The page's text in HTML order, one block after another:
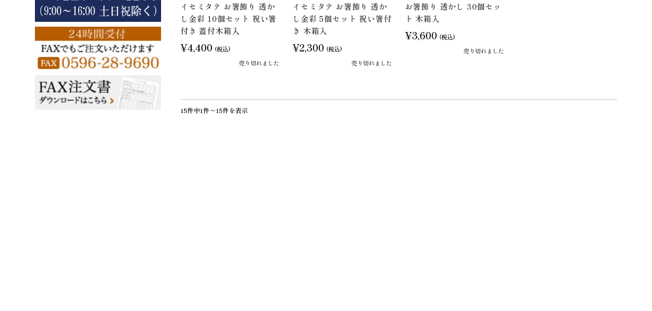
イセミタテ お箸飾り 透か
し金彩 10個セット 祝い箸
付き 蓋付木箱入
¥4,400 (税込)
売り切れました
イセミタテ お箸飾り 透か
し金彩 5個セット 祝い箸付
き 木箱入
¥2,300 (税込)
売り切れました
お箸飾り 透かし 30個セッ
ト 木箱入
¥3,600 (税込)
売り切れました
15件中1件～15件を表示